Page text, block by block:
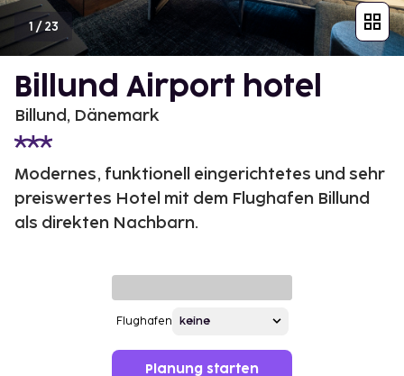
1 /23
Billund Airport hotel
Billund, Dänemark
Modernes, funktionell eingerichtetes und sehr
preiswertes Hotel mit dem Flughafen Billund
als direkten Nachbarn.
Flughafen
Planung starten